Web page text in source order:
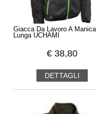
Giacca Da Lavoro A Manica
Lunga UCHAMI
€ 38,80
DETTAGLI